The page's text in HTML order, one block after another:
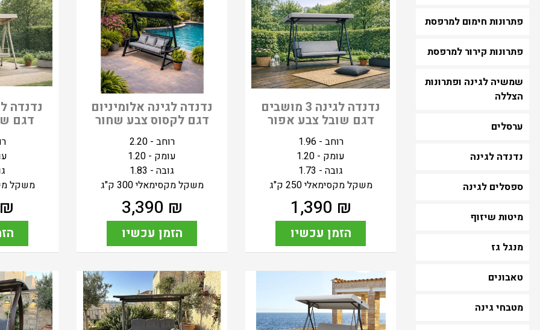
פתרונות חימום למרפסת
פתרונות קירור למרפסת
שמשיה לגינה ופתרונות
הצללה
ערסלים
נדנדה לגינה
ספסלים לגינה
מיטות שיזוף
מנגל גז
טאבונים
מטבחי גינה
נדנדה לגינה 3 מושבים
דגם שובל צבע אפור
רוחב - 1.96
עומק - 1.20
גובה - 1.73
משקל מקסימאלי 250 ק"ג
₪
1,390
הזמן עכשיו
נדנדה לגינה אלומיניום
דגם לקסוס צבע שחור
רוחב - 2.20
עומק - 1.20
גובה - 1.83
משקל מקסימאלי 300 ק"ג
₪
3,390
הזמן עכשיו
דגם
משקל
₪